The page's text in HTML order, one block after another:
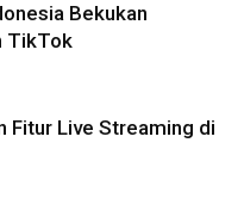
Bekukan
TikTok
Fitur Live Streaming di